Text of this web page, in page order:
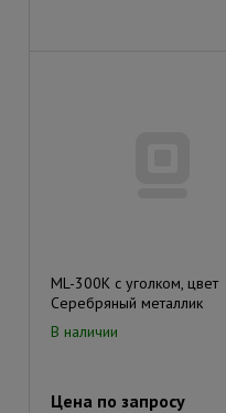
ML-300K с уголком, цвет
Серебряный металлик
В наличии
Цена по запросу